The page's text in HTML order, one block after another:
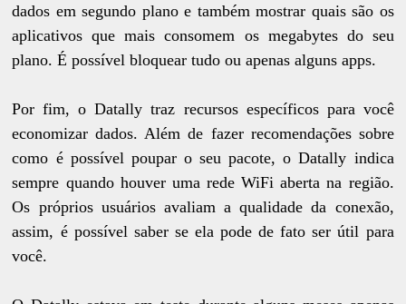
dados em segundo plano e também mostrar quais são os
aplicativos que mais consomem os megabytes do seu
plano. É possível bloquear tudo ou apenas alguns apps.
Por fim, o Datally traz recursos específicos para você
economizar dados. Além de fazer recomendações sobre
como é possível poupar o seu pacote, o Datally indica
sempre quando houver uma rede WiFi aberta na região.
Os próprios usuários avaliam a qualidade da conexão,
assim, é possível saber se ela pode de fato ser útil para
você.